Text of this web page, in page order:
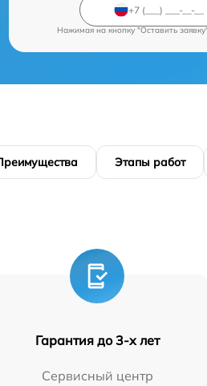
Нажимая на кнопку "Оставить
Этапы работ
Гарантия до 3-х лет
Сервисный центр